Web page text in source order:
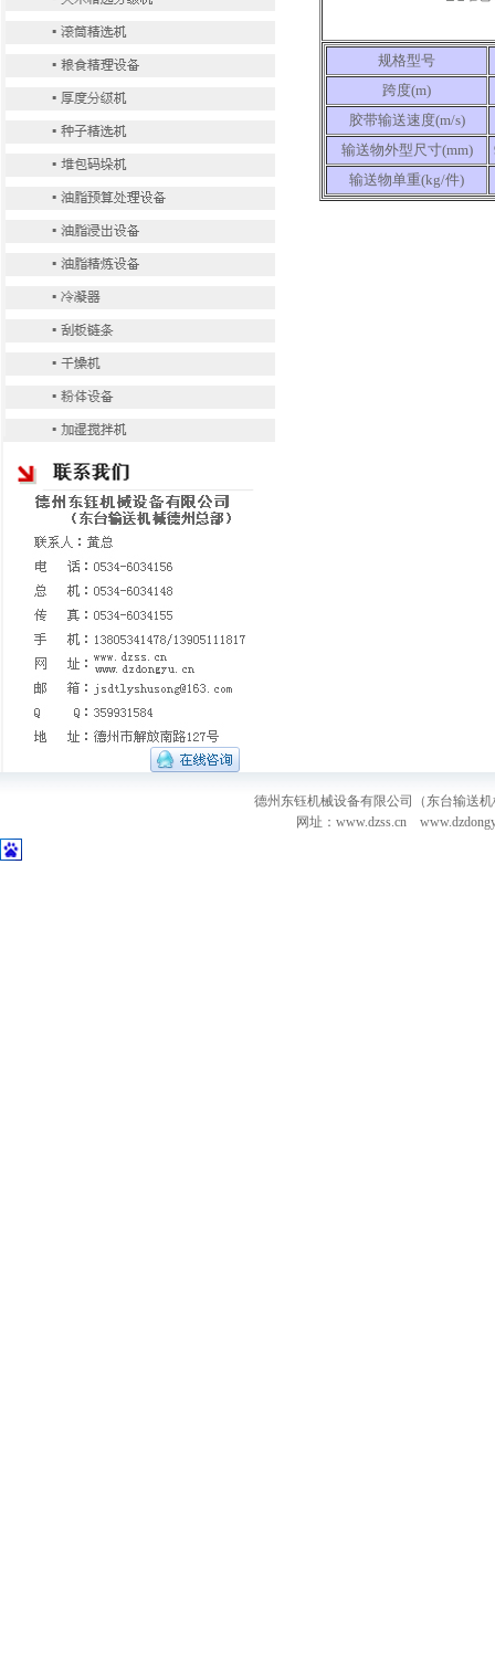
规格型号
跨度(m)
胶带输送速度(m/s)
输送物外型尺寸(mm)
输送物单重(kg/件)
德州东钰机械设备有限公司（东台输送机
网址：www.dzss.cn